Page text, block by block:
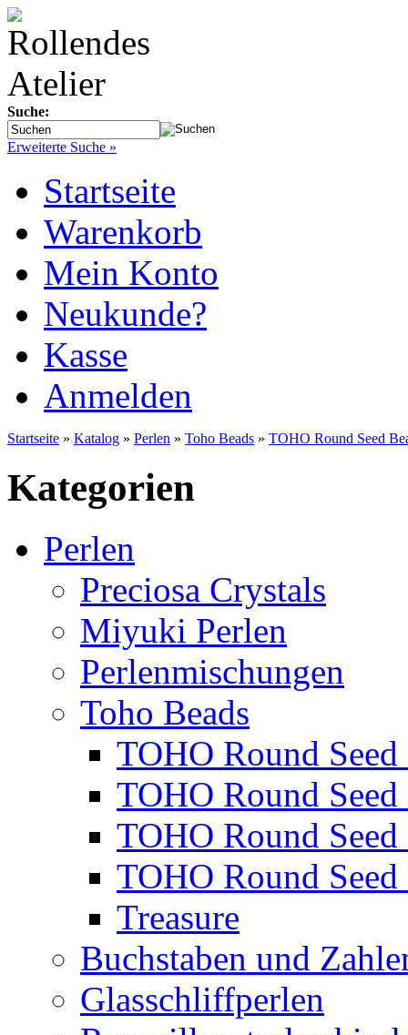
Suche:
Erweiterte Suche »
Startseite
Warenkorb
Mein Konto
Neukunde?
Kasse
Anmelden
Startseite » Katalog » Perlen » Toho Beads » TOHO Round Seed
Kategorien
Perlen
Preciosa Crystals
Miyuki Perlen
Perlenmischungen
Toho Beads
TOHO Round Seed
TOHO Round Seed
TOHO Round Seed
TOHO Round Seed
Treasure
Buchstaben und
Glasschliffperlen